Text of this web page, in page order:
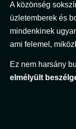
A közönség
üzletemberek és
mindenkinek
ami felemel,
Ez nem harsány
elmélyült